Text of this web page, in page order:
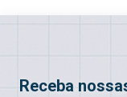
Receba